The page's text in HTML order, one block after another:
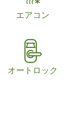
エアコン
オートロック